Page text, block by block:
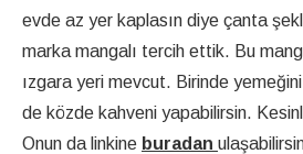
evde az yer kaplasın diye çanta
marka mangalı tercih ettik. Bu
ızgara yeri mevcut. Birinde
de közde kahveni yapabilirsin.
Onun da linkine buradan